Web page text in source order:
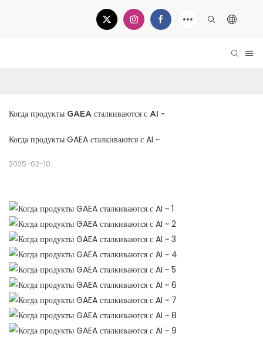
Когда продукты GAEA сталкиваются с AI ~
Когда продукты GAEA сталкиваются с AI ~
2025-02-10